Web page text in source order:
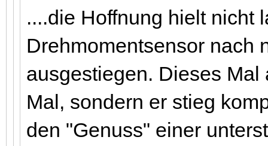
....die Hoffnung hielt nicht
Drehmomentsensor nach
ausgestiegen. Dieses
Mal, sondern er stieg
den "Genuss" einer